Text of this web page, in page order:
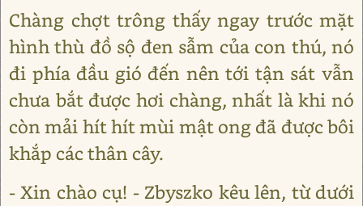
Chàng chợt trông thấy ngay trước mặt
hình thù đồ sộ đen sẫm của con thú, nó
đi phía đầu gió đến nên tới tận sát vẫn
chưa bắt được hơi chàng, nhất là khi nó
còn mải hít hít mùi mật ong đã được bôi
khắp các thân cây.
- Xin chào cụ! - Zbyszko kêu lên, từ dưới